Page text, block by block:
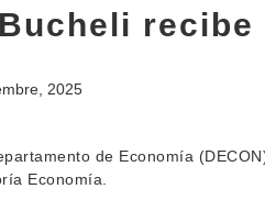
2025
de Economía
Economía.